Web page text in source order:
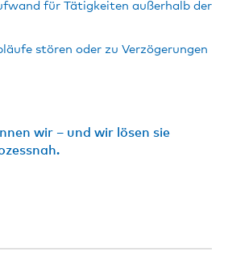
für Tätigkeiten außerhalb der
stören oder zu Verzögerungen
wir – und wir lösen sie